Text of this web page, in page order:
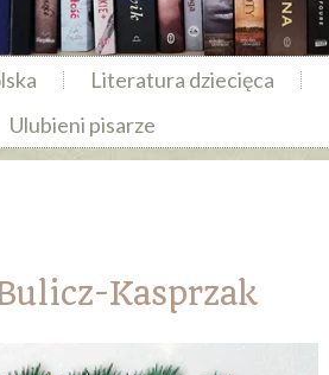
Literatura dziecięca
Ulubieni pisarze
Kasprzak